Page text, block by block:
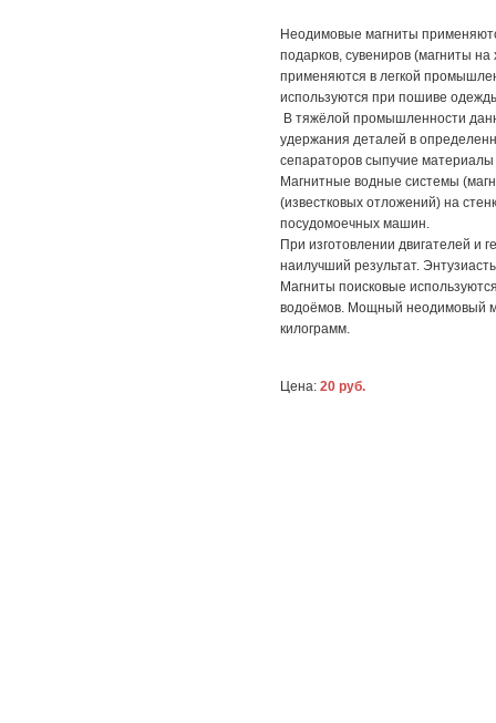
Неодимовые магниты
подарков, сувениров (магниты
применяются в легкой
используются при пошиве
В тяжёлой промышленности
удержания деталей в
сепараторов сыпучие
Магнитные водные системы
(известковых отложений) на
посудомоечных машин.
При изготовлении двигателей и
наилучший результат.
Магниты поисковые
водоёмов. Мощный неодимовый
килограмм.
Цена:20 руб.